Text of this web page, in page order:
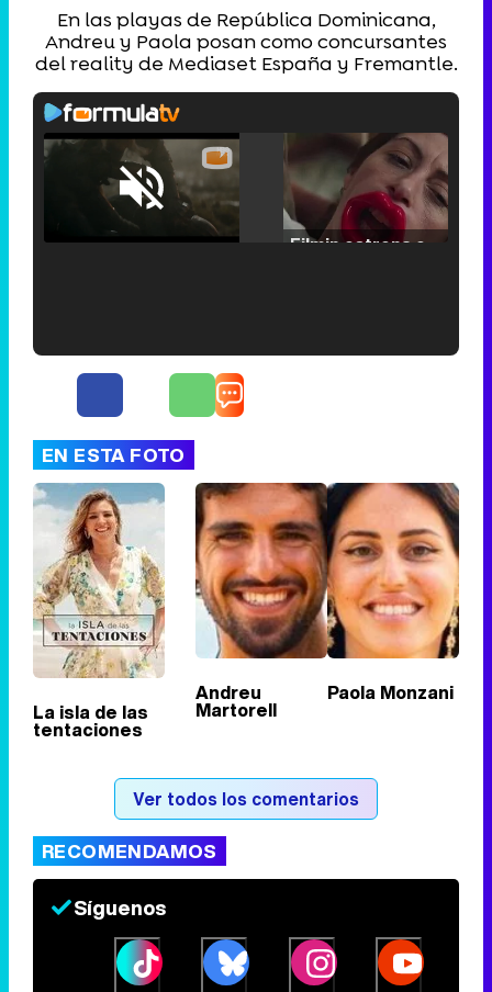
En las playas de República Dominicana,
Andreu y Paola posan como concursantes
del reality de Mediaset España y Fremantle.
Unmute /
Loaded :
Tráiler de '33 días', la nueva serie de Atresplayer con Julián Villagrán y José Manuel Poga
Tráiler en catalán de 'Ravalear', la nueva serie de HBO Max sobre los fondos buitre
Canción ganadora de Eurovisión 2026: DARA con "Bangaranga" por Bulgaria
EN ESTA FOTO
La isla de las
tentaciones
Andreu
Martorell
Paola Monzani
Ver todos los comentarios
RECOMENDAMOS
Síguenos